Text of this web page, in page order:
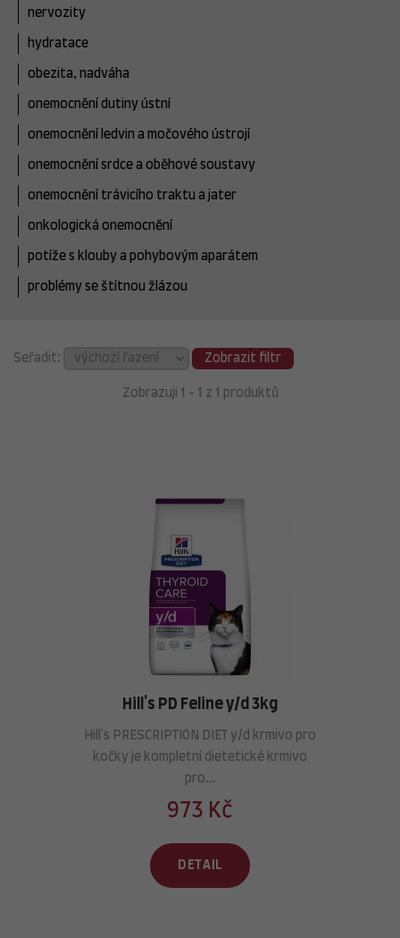
nervozity
hydratace
obezita, nadváha
onemocnění dutiny ústní
onemocnění ledvin a močového ústrojí
onemocnění srdce a oběhové soustavy
onemocnění trávicího traktu a jater
onkologická onemocnění
potíže s klouby a pohybovým aparátem
problémy se štítnou žlázou
Seřadit: Zobrazit filtr
Zobrazuji 1 - 1 z 1 produktů
Hill's PD Feline y/d 3kg
Hill's PRESCRIPTION DIET
y/d krmivo pro
kočky je kompletní dietetické krmivo
pro...
973 Kč
DETAIL